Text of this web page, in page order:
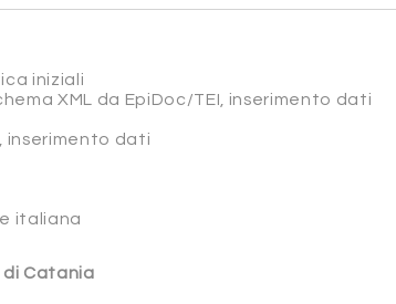
iniziali
XML da EpiDoc/TEI, inserimento dati
inserimento dati
italiana
di Catania